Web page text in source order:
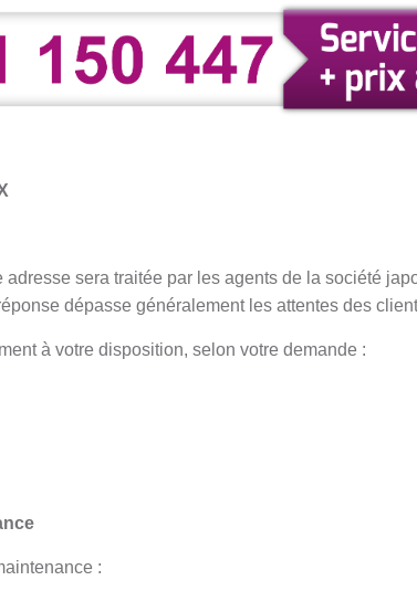
adresse sera traitée par les agents de la société
dépasse généralement les attentes des
à votre disposition, selon votre demande :
: